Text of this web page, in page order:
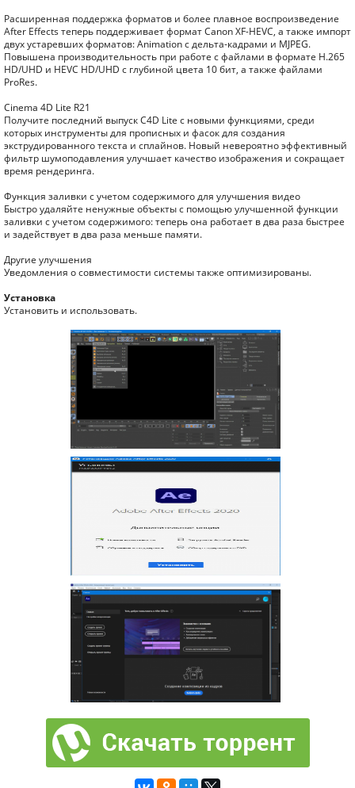
Расширенная поддержка форматов и более плавное воспроизведение
After Effects теперь поддерживает формат Canon XF-HEVC, а также импорт
двух устаревших форматов: Animation с дельта-кадрами и MJPEG.
Повышена производительность при работе с файлами в формате H.265
HD/UHD и HEVC HD/UHD с глубиной цвета 10 бит, а также файлами
ProRes.
Cinema 4D Lite R21
Получите последний выпуск C4D Lite с новыми функциями, среди
которых инструменты для прописных и фасок для создания
экструдированного текста и сплайнов. Новый невероятно эффективный
фильтр шумоподавления улучшает качество изображения и сокращает
время рендеринга.
Функция заливки с учетом содержимого для улучшения видео
Быстро удаляйте ненужные объекты с помощью улучшенной функции
заливки с учетом содержимого: теперь она работает в два раза быстрее
и задействует в два раза меньше памяти.
Другие улучшения
Уведомления о совместимости системы также оптимизированы.
Установка
Установить и использовать.